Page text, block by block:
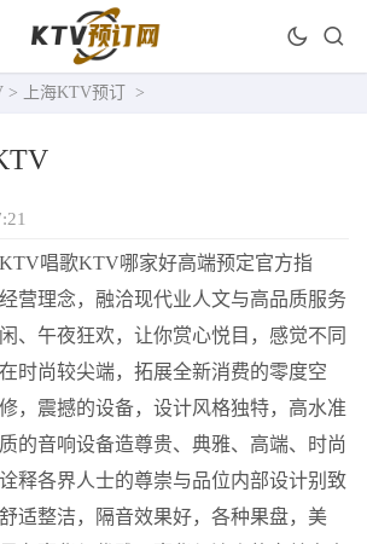
> 上海KTV预订 >
唱歌KTV哪家好高端预定官方指
营理念，融洽现代业人文与高品质服务
、午夜狂欢，让你赏心悦目，感觉不同
时尚较尖端，拓展全新消费的零度空
，震撼的设备，设计风格独特，高水准
的音响设备造尊贵、典雅、高端、时尚
释各界人士的尊崇与品位内部设计别致
适整洁，隔音效果好，各种果盘，美